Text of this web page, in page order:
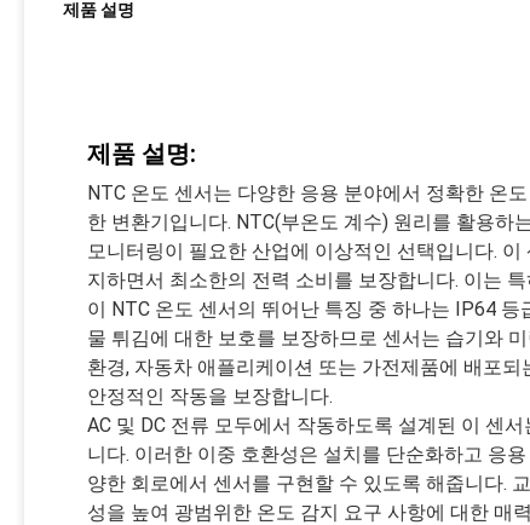
제품 설명
제품 설명:
NTC 온도 센서는 다양한 응용 분야에서 정확한 온
한 변환기입니다. NTC(부온도 계수) 원리를 활용하
모니터링이 필요한 산업에 이상적인 선택입니다.
지하면서 최소한의 전력 소비를 보장합니다. 이는
이 NTC 온도 센서의 뛰어난 특징 중 하나는 IP64
물 튀김에 대한 보호를 보장하므로 센서는 습기와
환경, 자동차 애플리케이션 또는 가전제품에 배포
안정적인 작동을 보장합니다.
AC 및 DC 전류 모두에서 작동하도록 설계된 이 센
니다. 이러한 이중 호환성은 설치를 단순화하고 응
양한 회로에서 센서를 구현할 수 있도록 해줍니다.
성을 높여 광범위한 온도 감지 요구 사항에 대한 매